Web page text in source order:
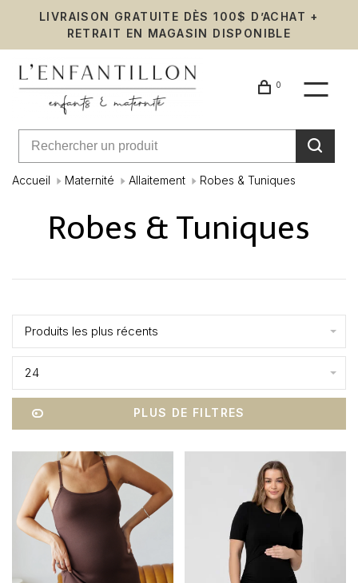
LIVRAISON GRATUITE DÈS 100$ D’ACHAT +
RETRAIT EN MAGASIN DISPONIBLE
0
Accueil Maternité Allaitement Robes & Tuniques
Robes & Tuniques
Produits les plus récents
24
PLUS DE FILTRES